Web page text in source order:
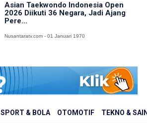
SPORT & BOLA OTOMOTIF TEKNO &
Asian Taekwondo Indonesia Open
2026 Diikuti 36 Negara, Jadi Ajang
Pere...
Nusantaratv.com - 01 Januari 1970